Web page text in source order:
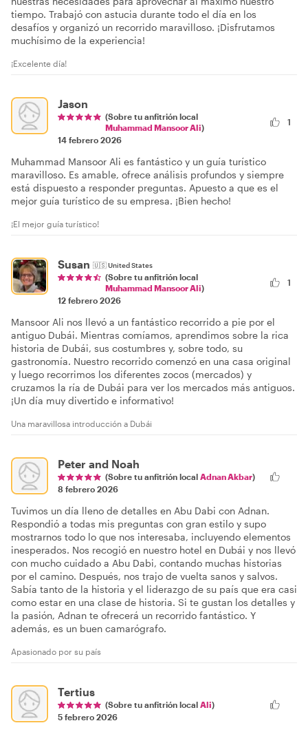
tiempo. Trabajó con astucia durante todo el día en los
desafíos y organizó un recorrido maravilloso. ¡Disfrutamos
muchísimo de la experiencia!
¡Excelente día!
Jason
(Sobre tu anfitrión local
Muhammad Mansoor Ali)
14 febrero 2026
1
Muhammad Mansoor Ali es fantástico y un guía turístico
maravilloso. Es amable, ofrece análisis profundos y siempre
está dispuesto a responder preguntas. Apuesto a que es el
mejor guía turístico de su empresa. ¡Bien hecho!
¡El mejor guía turístico!
Susan 🇺🇸United States
(Sobre tu anfitrión local
Muhammad Mansoor Ali)
12 febrero 2026
1
Mansoor Ali nos llevó a un fantástico recorrido a pie por el
antiguo Dubái. Mientras comíamos, aprendimos sobre la rica
historia de Dubái, sus costumbres y, sobre todo, su
gastronomía. Nuestro recorrido comenzó en una casa original
y luego recorrimos los diferentes zocos (mercados) y
cruzamos la ría de Dubái para ver los mercados más antiguos.
¡Un día muy divertido e informativo!
Una maravillosa introducción a Dubái
Peter and Noah
(Sobre tu anfitrión local Adnan Akbar)
8 febrero 2026
Tuvimos un día lleno de detalles en Abu Dabi con Adnan.
Respondió a todas mis preguntas con gran estilo y supo
mostrarnos todo lo que nos interesaba, incluyendo elementos
inesperados. Nos recogió en nuestro hotel en Dubái y nos llevó
con mucho cuidado a Abu Dabi, contando muchas historias
por el camino. Después, nos trajo de vuelta sanos y salvos.
Sabía tanto de la historia y el liderazgo de su país que era casi
como estar en una clase de historia. Si te gustan los detalles y
la pasión, Adnan te ofrecerá un recorrido fantástico. Y
además, es un buen camarógrafo.
Apasionado por su país
Tertius
(Sobre tu anfitrión local Ali)
5 febrero 2026